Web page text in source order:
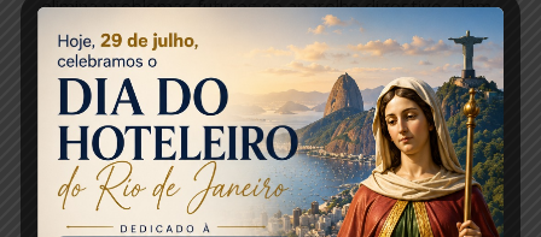
elimina problemas futuros no aparelho digestivo, além
de deixar a pessoa mais disposta. Cerca de 90% das
causas do mau hálito estão na boca. Escovar os dentes
e a língua é essencial, assim como visitar o dentista
duas vezes ao ano também pode evitar uma situação
desagradável.
A realização de uma consulta odontológica periódica é
mais importante e mais complexa do que muitos